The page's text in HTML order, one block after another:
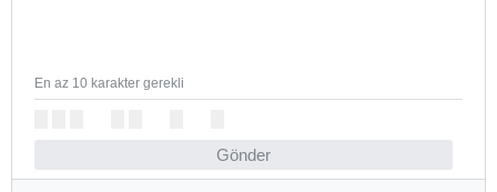
Gönder
En az 10 karakter gerekli